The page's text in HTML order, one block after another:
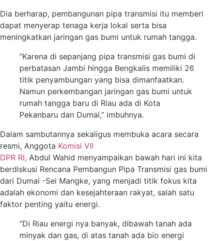
Dia berharap, pembangunan pipa transmisi itu memberi
dapat menyerap tenaga kerja lokal serta bisa
meningkatkan jaringan gas bumi untuk rumah tangga.
“Karena di sepanjang pipa transmisi gas bumi di
perbatasan Jambi hingga Bengkalis memiliki 26
titik penyambungan yang bisa dimanfaatkan.
Namun perkembangan jaringan gas bumi untuk
rumah tangga baru di Riau ada di Kota
Pekanbaru dan Dumai,” imbuhnya.
Dalam sambutannya sekaligus membuka acara secara
resmi, Anggota Komisi VII
DPR RI, Abdul Wahid menyampaikan bawah hari ini kita
berdiskusi Rencana Pembangun Pipa Transmisi gas bumi
dari Dumai -Sei Mangke, yang menjadi titik fokus kita
adalah ekonomi dan kesejahteraan rakyat, salah satu
faktor penting yaitu energi.
“Di Riau energi nya banyak, dibawah tanah ada
minyak dan gas, di atas tanah ada bio energi